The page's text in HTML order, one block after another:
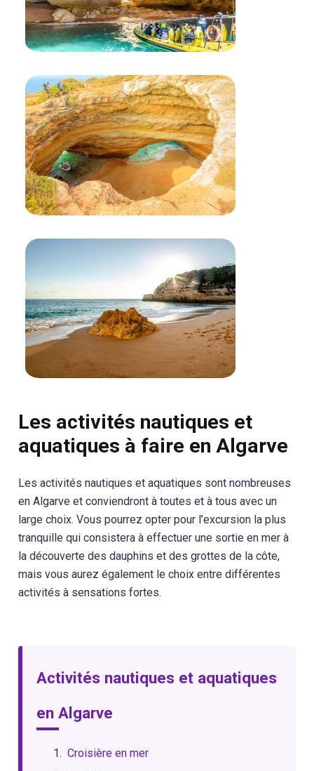
Les activités nautiques et
aquatiques à faire en Algarve
Les activités nautiques et aquatiques sont nombreuses
en Algarve et conviendront à toutes et à tous avec un
large choix. Vous pourrez opter pour l’excursion la plus
tranquille qui consistera à effectuer une sortie en mer à
la découverte des dauphins et des grottes de la côte,
mais vous aurez également le choix entre différentes
activités à sensations fortes.
Activités nautiques et aquatiques
en Algarve
Croisière en mer